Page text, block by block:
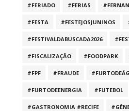
#FERIADO #FERIAS
#FESTA #FESTEJOSJUNINOS
#FESTIVALDABUSCADA2026
#FISCALIZAÇÃO #FOODPARK
#FPF #FRAUDE
#FURTODEENERGIA #FUTEBOL
#GASTRONOMIA #RECIFE